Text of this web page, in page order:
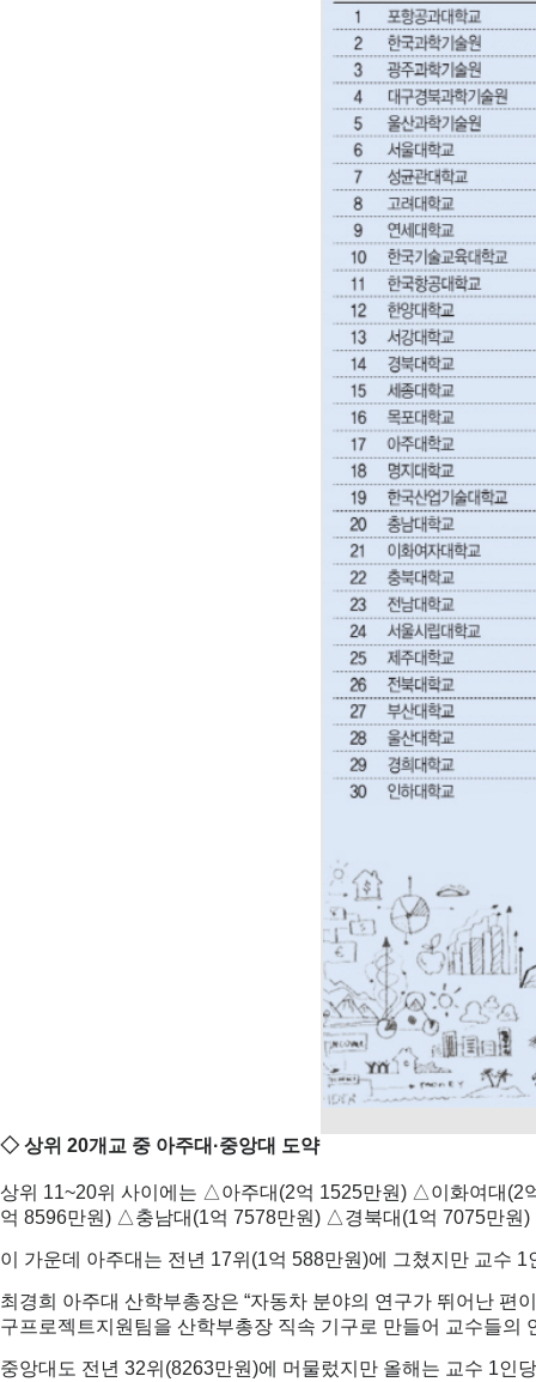
◇ 상위 20개교 중 아주대·중앙대 도약
상위 11~20위 사이에는 △아주대(2억 1525만원) △이화여대
억 8596만원) △충남대(1억 7578만원) △경북대(1억 7075만
이 가운데 아주대는 전년 17위(1억 588만원)에 그쳤지만 교수
최경희 아주대 산학부총장은 “자동차 분야의 연구가 뛰어난 편
구프로젝트지원팀을 산학부총장 직속 기구로 만들어 교수들의
중앙대도 전년 32위(8263만원)에 머물렀지만 올해는 교수 1인